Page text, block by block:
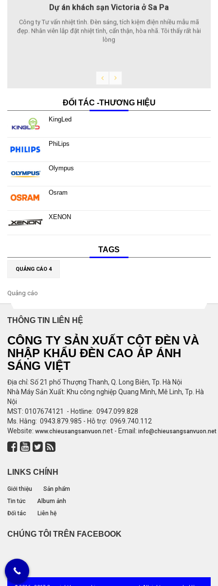
Dự án khách sạn Victoria ở Sa Pa
Công ty Tư vấn nhiệt tình. Đèn sáng, tích kiệm điện nhiều mẫu mã
đẹp. Nhân viên lắp đặt nhiệt tình, cẩn thận, hòa nhã. Tôi thấy rất hài
lòng
ĐỐI TÁC -THƯƠNG HIỆU
KingLed
PhiLips
Olympus
Osram
XENON
TAGS
QUẢNG CÁO 4
Quảng cáo
THÔNG TIN LIÊN HỆ
CÔNG TY SẢN XUẤT CỘT ĐÈN VÀ
NHẬP KHẨU ĐÈN CAO ÁP ÁNH
SÁNG VIỆT
Địa chỉ: Số 21 phố Thượng Thanh, Q. Long Biên, Tp. Hà Nội
Nhà Máy Sản Xuất: Khu công nghiệp Quang Minh, Mê Linh, Tp. Hà
Nội
MST: 0107674121 - Hotline: 0947.099.828
Ms. Hằng: 0943.879.985 - Hỗ trợ: 0969.740.112
Website: www.chieusangsanvuon.net - Email: info@chieusangsanvuon.net
LINKS CHÍNH
Giới thiệu
Sản phẩm
Tin tức
Album ảnh
Đối tác
Liên hệ
CHÚNG TÔI TRÊN FACEBOOK